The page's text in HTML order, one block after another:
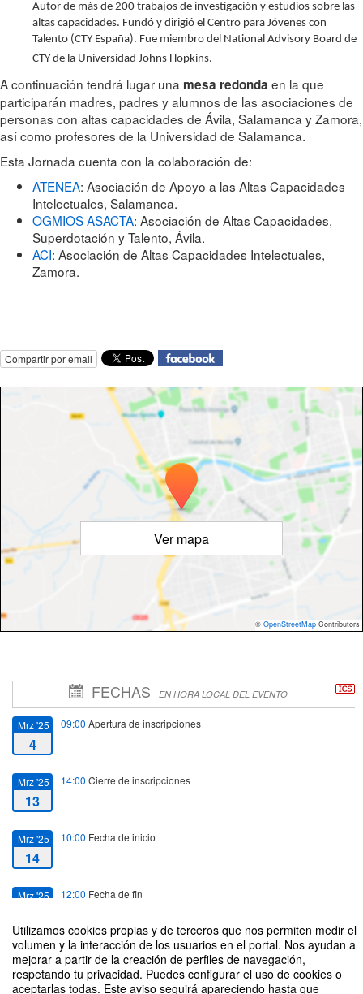
Utilizamos cookies propias y de terceros que nos permiten medir el
volumen y la interacción de los usuarios en el portal. Nos ayudan a
mejorar a partir de la creación de perfiles de navegación,
respetando tu privacidad. Puedes configurar el uso de cookies o
aceptarlas todas. Este aviso seguirá apareciendo hasta que
Autor de más de 200 trabajos de investigación y estudios sobre las
altas capacidades. Fundó y dirigió el Centro para Jóvenes con
Talento (CTY España). Fue miembro del National Advisory Board de
CTY de la Universidad Johns Hopkins.
A continuación tendrá lugar una mesa redonda en la que
participarán madres, padres y alumnos de las asociaciones de
personas con altas capacidades de Ávila, Salamanca y Zamora,
así como profesores de la Universidad de Salamanca.
Esta Jornada cuenta con la colaboración de:
ATENEA: Asociación de Apoyo a las Altas Capacidades
Intelectuales, Salamanca.
OGMIOS ASACTA: Asociación de Altas Capacidades,
Superdotación y Talento, Ávila.
ACI: Asociación de Altas Capacidades Intelectuales,
Zamora.
Compartir por email
Ver mapa
© OpenStreetMap Contributors
FECHAS EN HORA LOCAL DEL EVENTO
Mrz '25
4
09:00 Apertura de inscripciones
Mrz '25
13
14:00 Cierre de inscripciones
Mrz '25
14
10:00 Fecha de inicio
Mrz '25 12:00 Fecha de fin